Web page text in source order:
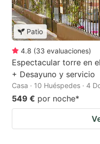
Patio
4.8 (33 evaluaciones)
Espectacular torre en
+ Desayuno y servicio
Casa · 10 Huéspedes · 4
549 € por noche*